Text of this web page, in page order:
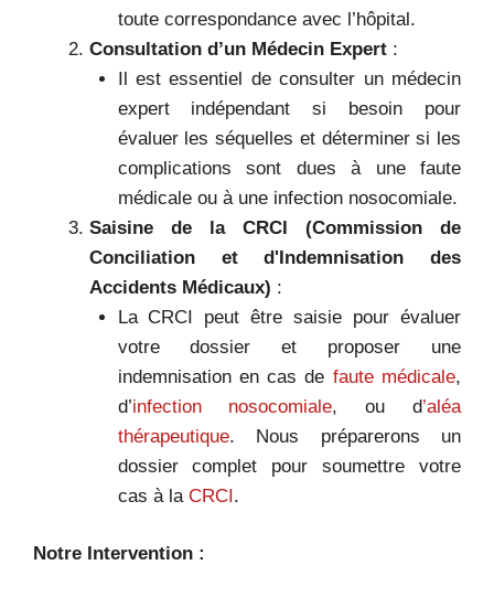
toute correspondance avec l’hôpital.
Consultation d’un Médecin Expert :
Il est essentiel de consulter un médecin
expert indépendant si besoin pour
évaluer les séquelles et déterminer si les
complications sont dues à une faute
médicale ou à une infection nosocomiale.
Saisine de la CRCI (Commission de
Conciliation et d'Indemnisation des
Accidents Médicaux) :
La CRCI peut être saisie pour évaluer
votre dossier et proposer une
indemnisation en cas de faute médicale,
d’infection nosocomiale, ou d’aléa
thérapeutique. Nous préparerons un
dossier complet pour soumettre votre
cas à la CRCI.
Notre Intervention :